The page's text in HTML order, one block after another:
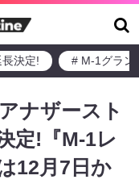
決定! # M-1グラン
ナザースト
定!『M-1レ
12月7日か